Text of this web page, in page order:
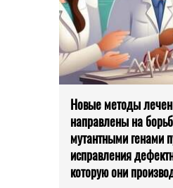
Новые методы
направлены на
мутантными генами
исправления
которую они